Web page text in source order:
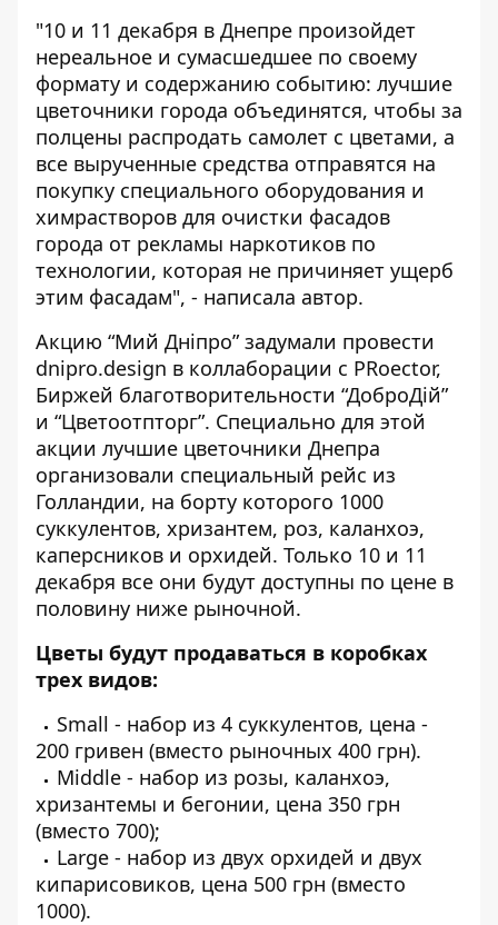
"10 и 11 декабря в Днепре произойдет
нереальное и сумасшедшее по своему
формату и содержанию событию: лучшие
цветочники города объединятся, чтобы за
полцены распродать самолет с цветами, а
все вырученные средства отправятся на
покупку специального оборудования и
химрастворов для очистки фасадов
города от рекламы наркотиков по
технологии, которая не причиняет ущерб
этим фасадам", - написала автор.
Акцию “Мий Дніпро” задумали провести
dnipro.design в коллаборации с PRoector,
Биржей благотворительности “ДоброДій”
и “Цветоотпторг”. Специально для этой
акции лучшие цветочники Днепра
организовали специальный рейс из
Голландии, на борту которого 1000
суккулентов, хризантем, роз, каланхоэ,
каперсников и орхидей. Только 10 и 11
декабря все они будут доступны по цене в
половину ниже рыночной.
Цветы будут продаваться в коробках
трех видов:
Small - набор из 4 суккулентов, цена -
200 гривен (вместо рыночных 400 грн).
Middle - набор из розы, каланхоэ,
хризантемы и бегонии, цена 350 грн
(вместо 700);
Large - набор из двух орхидей и двух
кипарисовиков, цена 500 грн (вместо
1000).